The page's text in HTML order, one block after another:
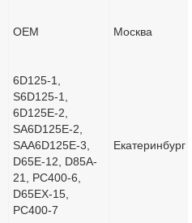
OEM Москва
6D125-1,
S6D125-1,
6D125E-2,
SA6D125E-2,
SAA6D125E-3,
D65E-12, D85A-
21, PC400-6,
D65EX-15,
PC400-7
Екатеринбург